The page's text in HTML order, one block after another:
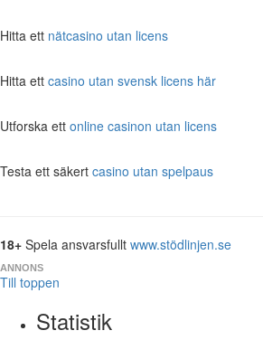
Hitta ett nätcasino utan licens
Hitta ett casino utan svensk licens här
Utforska ett online casinon utan licens
Testa ett säkert casino utan spelpaus
18+ Spela ansvarsfullt www.stödlinjen.se
ANNONS
Till toppen
Statistik